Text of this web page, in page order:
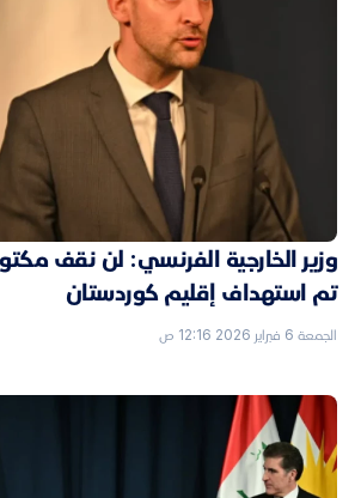
وزير الخارجية الفرنسي: لن نقف
تم استهداف إقليم كوردستان
الجمعة 6 فبراير 2026 12:16 ص